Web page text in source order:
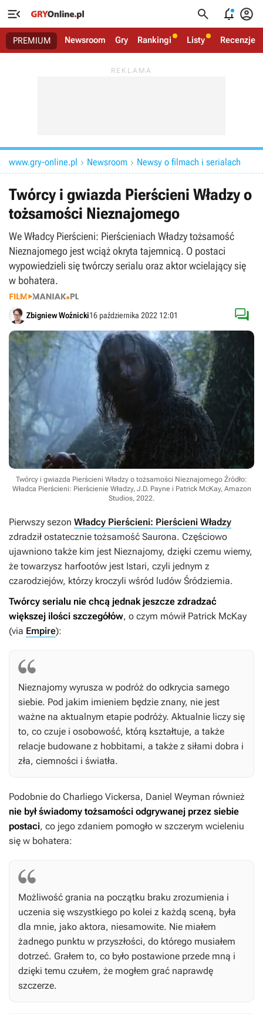
   
PREMIUM Newsroom Gry Rankingi Listy Recenzje
www.gry-online.pl  Newsroom  Newsy o filmach i serialach
Twórcy i gwiazda Pierścieni Władzy o
tożsamości Nieznajomego
We Władcy Pierścieni: Pierścieniach Władzy tożsamość
Nieznajomego jest wciąż okryta tajemnicą. O postaci
wypowiedzieli się twórczy serialu oraz aktor wcielający się
w bohatera.
Zbigniew Woźnicki16 października 2022 12:01 
Twórcy i gwiazda Pierścieni Władzy o tożsamości Nieznajomego Źródło:
Władca Pierścieni: Pierścienie Władzy, J.D. Payne i Patrick McKay, Amazon
Studios, 2022.
Pierwszy sezon Władcy Pierścieni: Pierścieni Władzy
zdradził ostatecznie tożsamość Saurona. Częściowo
ujawniono także kim jest Nieznajomy, dzięki czemu wiemy,
że towarzysz harfootów jest Istari, czyli jednym z
czarodziejów, którzy kroczyli wśród ludów Śródziemia.
Twórcy serialu nie chcą jednak jeszcze zdradzać
większej ilości szczegółów, o czym mówił Patrick McKay
(via Empire):
Nieznajomy wyrusza w podróż do odkrycia samego
siebie. Pod jakim imieniem będzie znany, nie jest
ważne na aktualnym etapie podróży. Aktualnie liczy się
to, co czuje i osobowość, którą kształtuje, a także
relacje budowane z hobbitami, a także z siłami dobra i
zła, ciemności i światła.
Podobnie do Charliego Vickersa, Daniel Weyman również
nie był świadomy tożsamości odgrywanej przez siebie
postaci, co jego zdaniem pomogło w szczerym wcieleniu
się w bohatera:
Możliwość grania na początku braku zrozumienia i
uczenia się wszystkiego po kolei z każdą sceną, była
dla mnie, jako aktora, niesamowite. Nie miałem
żadnego punktu w przyszłości, do którego musiałem
dotrzeć. Grałem to, co było postawione przede mną i
dzięki temu czułem, że mogłem grać naprawdę
szczerze.